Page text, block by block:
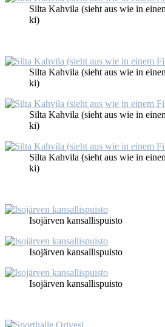
Sil­ta Kah­vila (sieht aus wie in
ki)
Sil­ta Kah­vila (sieht aus wie in
ki)
Sil­ta Kah­vila (sieht aus wie in
ki)
Sil­ta Kah­vila (sieht aus wie in
ki)
Iso­jär­ven kans­al­lis­puis­to
Iso­jär­ven kans­al­lis­puis­to
Iso­jär­ven kans­al­lis­puis­to